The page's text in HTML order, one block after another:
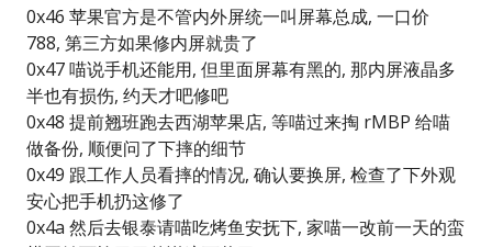
0x46 苹果官方是不管内外屏统一叫屏幕总成, 一口价
788, 第三方如果修内屏就贵了
0x47 喵说手机还能用, 但里面屏幕有黑的, 那内屏液晶多
半也有损伤, 约天才吧修吧
0x48 提前翘班跑去西湖苹果店, 等喵过来掏 rMBP 给喵
做备份, 顺便问了下摔的细节
0x49 跟工作人员看摔的情况, 确认要换屏, 检查了下外观
安心把手机扔这修了
0x4a 然后去银泰请喵吃烤鱼安抚下, 家喵一改前一天的蛮